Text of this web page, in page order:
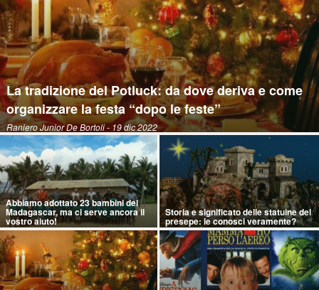
La tradizione del Potluck: da dove deriva e come
organizzare la festa “dopo le feste”
Raniero Junior De Bortoli- 19 dic 2022
Abbiamo adottato 23 bambini del
Madagascar, ma ci serve ancora il
vostro aiuto!
Storia e significato delle statuine del
presepe: le conosci veramente?